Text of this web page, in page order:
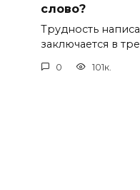
слово?
Трудность
заключается в
0 101к.